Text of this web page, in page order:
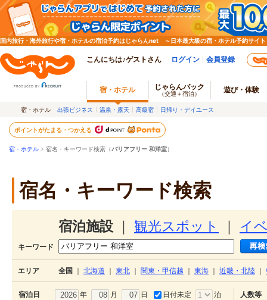
国内旅行・海外旅行や宿・ホテルの宿泊予約はじゃらんnet ～日本最大級の宿・ホテル予約サイト
こんにちは♪ゲストさん ログイン 会員登録
宿・ホテル じゃらんパック
（交通＋宿泊） 遊び・体験
宿・ホテル 出張ビジネス 温泉・露天 高級宿 日帰り・デイユース
ポイントがたまる・つかえる
宿・ホテル > 宿名・キーワード検索（バリアフリー 和洋室）
宿名・キーワード検索
宿泊施設 観光スポット イ
キーワード
エリア 全国 北海道 東北 関東・甲信越 東海 近畿・北陸
宿泊日 年 月 日 日付未定 泊 人数等